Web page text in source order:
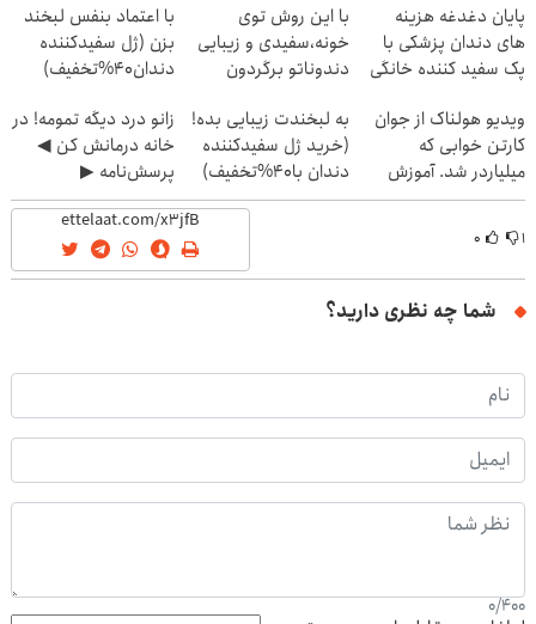
پایان دغدغه هزینه
های دندان پزشکی با
پک سفید کننده خانگی
با این روش توی
خونه،سفیدی و زیبایی
دندوناتو برگردون
با اعتماد بنفس لبخند
بزن (ژل سفیدکننده
دندان40%تخفیف)
ویدیو هولناک از جوان
کارتن خوابی که
میلیاردر شد. آموزش
رایگان
به لبخندت زیبایی بده!
(خرید ژل سفیدکننده
دندان با40%تخفیف)
زانو درد دیگه تمومه! در
خانه درمانش کن ◀
پرسش‌نامه ▶
۱ ۰
شما چه نظری دارید؟
0/400